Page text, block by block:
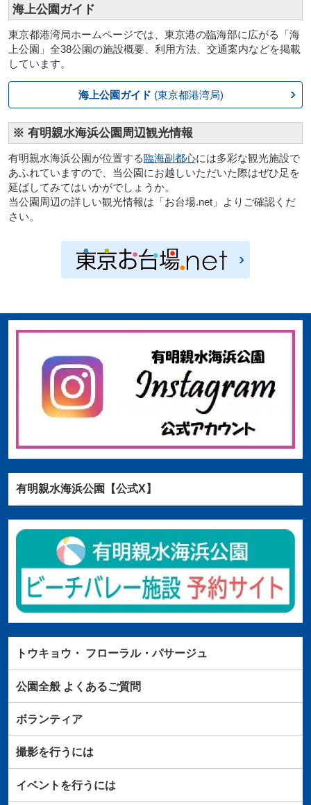
海上公園ガイド
東京都港湾局ホームページでは、東京港の臨海部に広がる「海
上公園」全38公園の施設概要、利用方法、交通案内などを掲載
しています。
海上公園ガイド (東京都港湾局)
※ 有明親水海浜公園周辺観光情報
有明親水海浜公園が位置する臨海副都心には多彩な観光施設で
あふれていますので、当公園にお越しいただいた際はぜひ足を
延ばしてみてはいかがでしょうか。
当公園周辺の詳しい観光情報は「お台場.net」よりご確認くだ
さい。
有明親水海浜公園【公式X】
トウキョウ・ フローラル・パサージュ
公園全般よくあるご質問
ボランティア
撮影を行うには
イベントを行うには